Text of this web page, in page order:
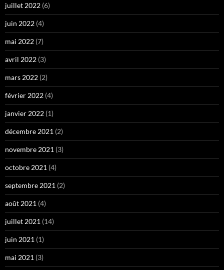
juillet 2022 (6)
juin 2022 (4)
mai 2022 (7)
avril 2022 (3)
mars 2022 (2)
février 2022 (4)
janvier 2022 (1)
décembre 2021 (2)
novembre 2021 (3)
octobre 2021 (4)
septembre 2021 (2)
août 2021 (4)
juillet 2021 (14)
juin 2021 (1)
mai 2021 (3)